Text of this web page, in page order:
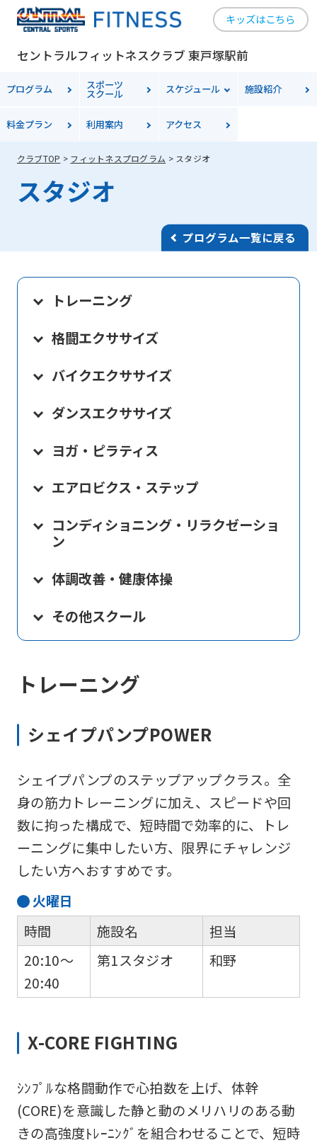
キッズはこちら
セントラルフィットネスクラブ 東戸塚駅前
プログラム スポーツ
スクール スケジュール 施設紹介
料金プラン 利用案内 アクセス
クラブTOP フィットネスプログラム スタジオ
スタジオ
プログラム一覧に戻る
トレーニング
格闘エクササイズ
バイクエクササイズ
ダンスエクササイズ
ヨガ・ピラティス
エアロビクス・ステップ
コンディショニング・リラクゼーショ
ン
体調改善・健康体操
その他スクール
トレーニング
シェイプパンプPOWER
シェイプパンプのステップアップクラス。全
身の筋力トレーニングに加え、スピードや回
数に拘った構成で、短時間で効率的に、トレ
ーニングに集中したい方、限界にチャレンジ
したい方へおすすめです。
火曜日
時間
20:10～
20:40
施設名
第1スタジオ
担当
和野
X-CORE FIGHTING
ｼﾝﾌﾟﾙな格闘動作で心拍数を上げ、体幹
(CORE)を意識した静と動のメリハリのある動
きの高強度ﾄﾚｰﾆﾝｸﾞを組合わせることで、短時